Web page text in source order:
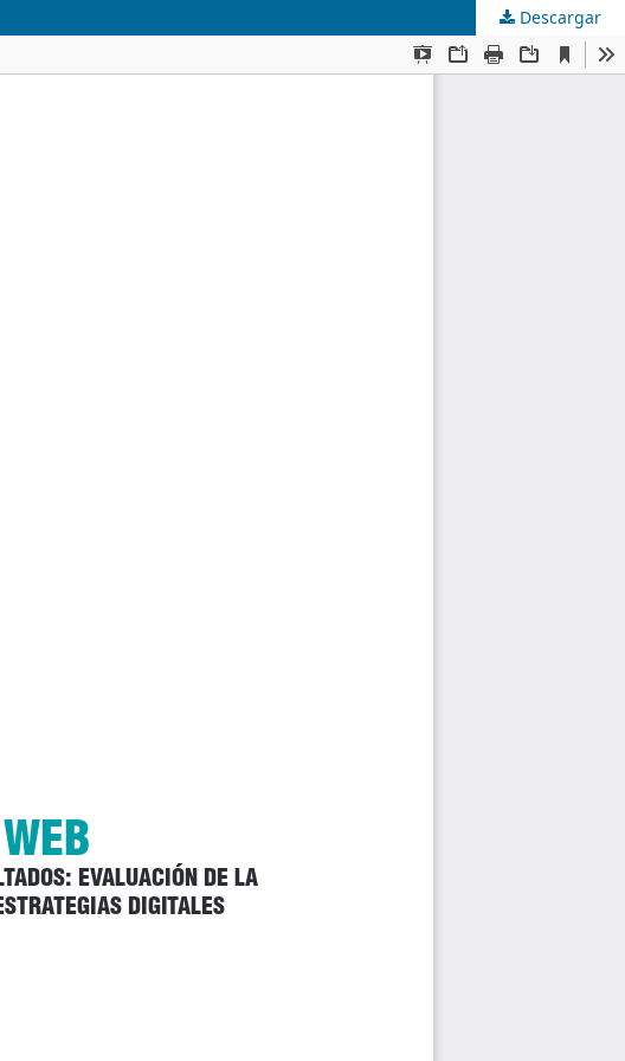
Descargar